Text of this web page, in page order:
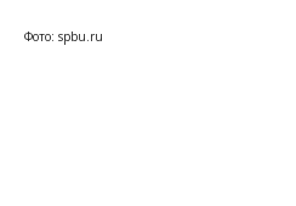
Фото: spbu.ru